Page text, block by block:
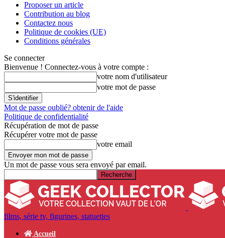
Proposer un article
Contribution au blog
Contactez nous
Politique de cookies (UE)
Conditions générales
Se connecter
Bienvenue ! Connectez-vous à votre compte :
votre nom d'utilisateur
votre mot de passe
Mot de passe oublié? obtenir de l'aide
Politique de confidentialité
Récupération de mot de passe
Récupérer votre mot de passe
votre email
Un mot de passe vous sera envoyé par email.
films, série tv, figurines, statuettes
Accueil